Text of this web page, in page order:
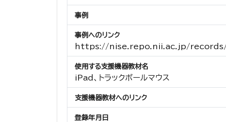
事例
事例へのリンク
https://nise.repo.nii.ac.jp/
使用する支援機器教材名
iPad、トラックボールマウス
支援機器教材へのリンク
登録年月日